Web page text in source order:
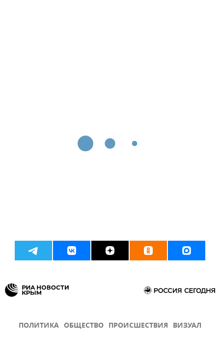
ПОЛИТИКА ОБЩЕСТВО ПРОИСШЕСТВИЯ ВИЗУАЛ